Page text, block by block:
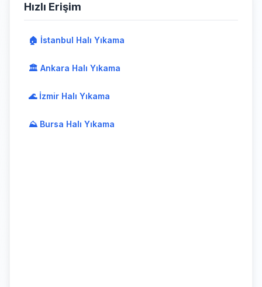
Hızlı Erişim
🏠 İstanbul Halı Yıkama
🏛️ Ankara Halı Yıkama
🌊 İzmir Halı Yıkama
⛰️ Bursa Halı Yıkama